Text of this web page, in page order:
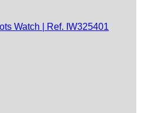
Watch | Ref. IW325401